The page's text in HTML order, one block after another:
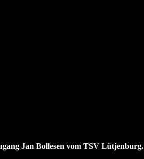
Jan Bollesen vom TSV